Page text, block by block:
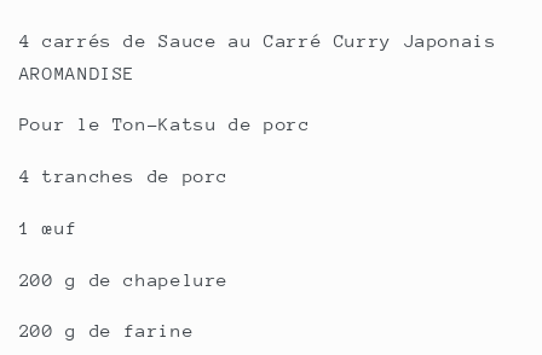
4 carrés de Sauce au Carré Curry Japonais
AROMANDISE
Pour le Ton-Katsu de porc
4 tranches de porc
1 œuf
200 g de chapelure
200 g de farine